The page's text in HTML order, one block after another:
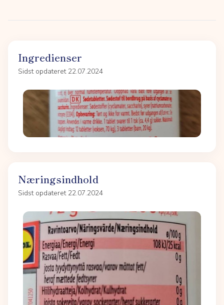
Ingredienser
Sidst opdateret 22.07.2024
Næringsindhold
Sidst opdateret 22.07.2024